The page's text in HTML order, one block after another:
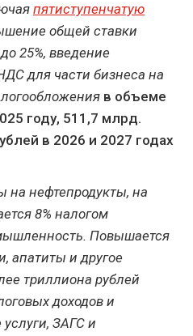
пятиступенчатую
общей ставки
25%, введение
для части бизнеса на
в объеме
году, 511,7 млрд.
в 2026 и 2027 годах
на нефтепродукты, на
8% налогом
Повышается
апатиты и другое
триллиона рублей
доходов и
ЗАГС и